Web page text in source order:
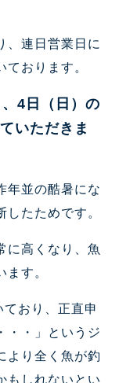
、連日営業日に
おります。
4日（日）の
いただきま
年並の酷暑にな
たためです。
に高くなり、魚
す。
おり、正直申
・・」というジ
より全く魚が釣
もしれないとい